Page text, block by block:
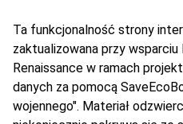
Ta funkcjonalność strony
zaktualizowana przy
Renaissance w ramach
danych za pomocą
wojennego". Materiał